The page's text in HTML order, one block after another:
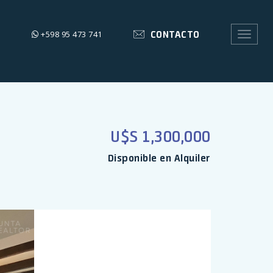
+598 95 473 741 CONTACTO
Toggle
U$S 1,300,000
Disponible en Alquiler